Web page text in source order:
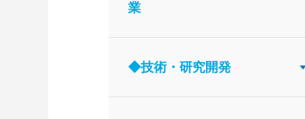
業
◆技術・研究開発